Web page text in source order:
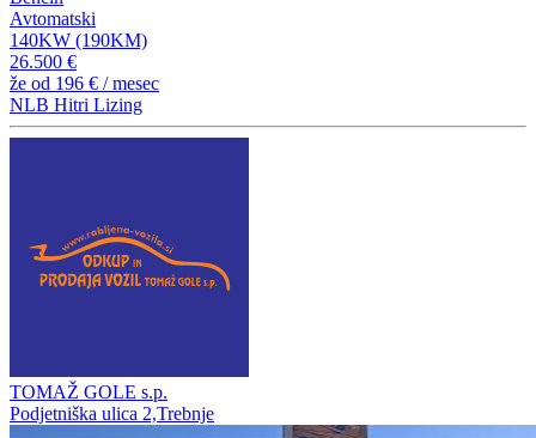
Avtomatski
140KW (190KM)
26.500 €
že od 196 € / mesec
NLB Hitri Lizing
TOMAŽ GOLE s.p.
Podjetniška ulica 2,Trebnje